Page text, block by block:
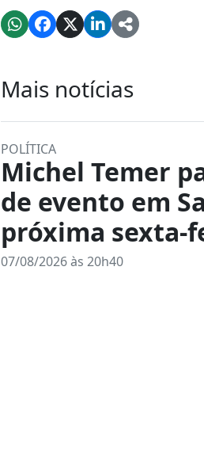
Mais notícias
POLÍTICA
Michel Temer
de evento em
próxima sexta-
07/08/2026 às 20h40